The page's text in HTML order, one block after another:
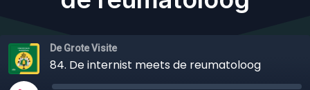
De Grote Visite
84. De internist meets de reumatoloog